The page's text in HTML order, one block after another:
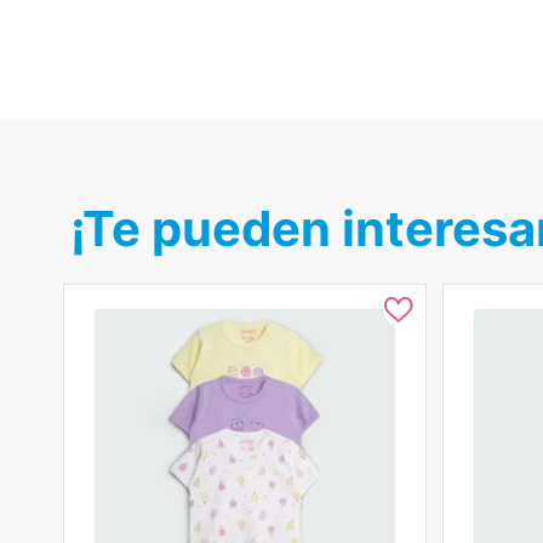
¡Te pueden